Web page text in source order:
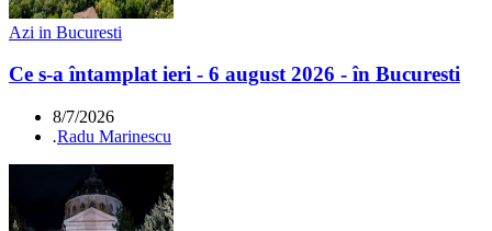
Azi in Bucuresti
Ce s-a întamplat ieri - 6 august 2026 - în Bucuresti
8/7/2026
.Radu Marinescu